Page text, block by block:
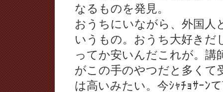
なるものを発見。
おうちにいながら、外国人
いうもの。おうち大好きだ
ってか安いんだこれが。講
がこの手のやつだと多くて
は高いみたい。今ｼｬﾁｮｻｰﾝ